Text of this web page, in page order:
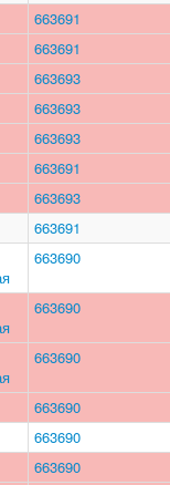
663691
663691
663693
663693
663693
663691
663693
663691
663690
663690
663690
663690
663690
663690